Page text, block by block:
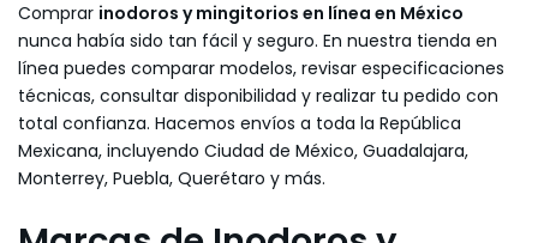
Comprar inodoros y mingitorios en línea en México
nunca había sido tan fácil y seguro. En nuestra tienda en
línea puedes comparar modelos, revisar especificaciones
técnicas, consultar disponibilidad y realizar tu pedido con
total confianza. Hacemos envíos a toda la República
Mexicana, incluyendo Ciudad de México, Guadalajara,
Monterrey, Puebla, Querétaro y más.